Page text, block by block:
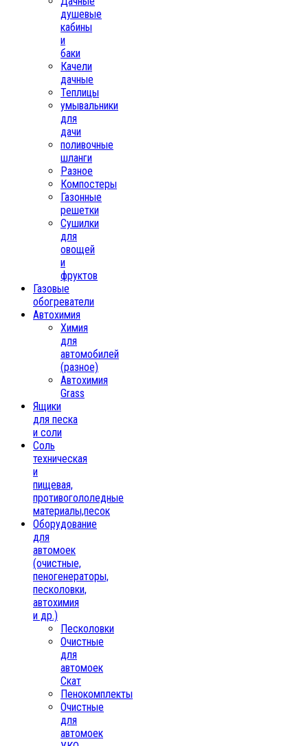
душевые
кабины
и
баки
Качели
дачные
Теплицы
умывальники
для
дачи
поливочные
шланги
Разное
Компостеры
Газонные
решетки
Сушилки
для
овощей
и
фруктов
Газовые
обогреватели
Автохимия
Химия
для
автомобилей
(разное)
Автохимия
Grass
Ящики
для песка
и соли
Соль
техническая
и
пищевая,
противогололедные
материалы,песок
Oборудование
для
автомоек
(очистные,
пеногенераторы,
песколовки,
автохимия
и др.)
Песколовки
Очистные
для
автомоек
Скат
Пенокомплекты
Очистные
для
автомоек